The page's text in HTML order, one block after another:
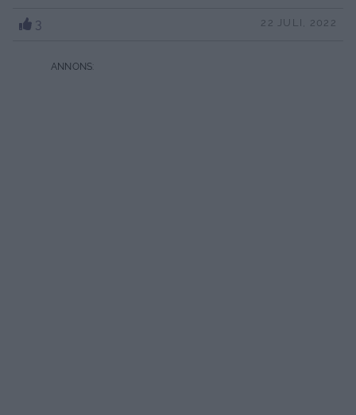
3 22 JULI, 2022